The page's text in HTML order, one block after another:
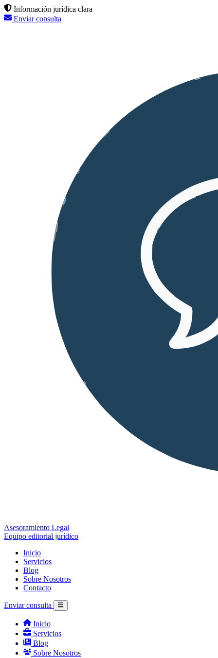
Información jurídica clara
Enviar consulta
Asesoramiento Legal
Equipo editorial jurídico
Inicio
Servicios
Blog
Sobre Nosotros
Contacto
Enviar consulta
Inicio
Servicios
Blog
Sobre Nosotros